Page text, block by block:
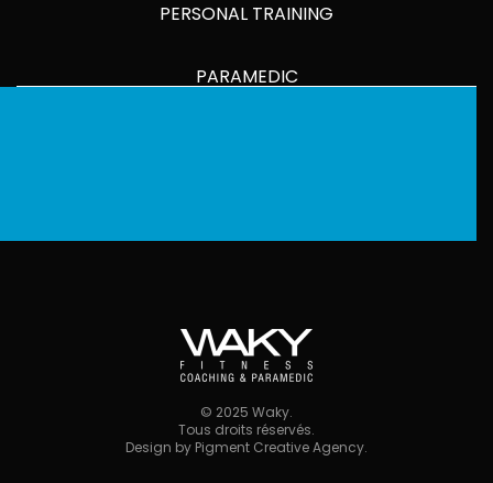
PERSONAL TRAINING
PARAMEDIC
© 2025 Waky.
Tous droits réservés.
Design by Pigment Creative Agency.